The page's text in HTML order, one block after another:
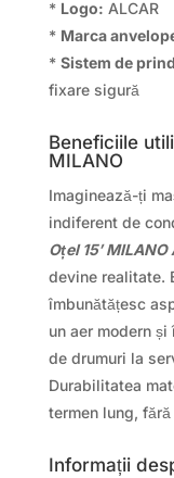
* Logo: ALCAR
* Marca
* Sistem de
fixare sigură
Beneficiile
MILANO
Imaginează-ți
indiferent de
Oțel 15′
devine realitate.
îmbunătățesc
un aer modern
de drumuri la
Durabilitatea
termen lung,
Informații